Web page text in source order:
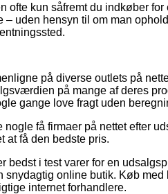
ofte kun såfremt du indkøber for
uden hensyn til om man
på diverse outlets på
på mange af deres
gange love fragt uden
få firmaer på nettet efter
at få den bedste pris.
i test varer for en
online butik. Køb med
internet forhandlere.